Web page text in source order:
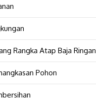
Rangka Atap Baja Ringan
Pohon